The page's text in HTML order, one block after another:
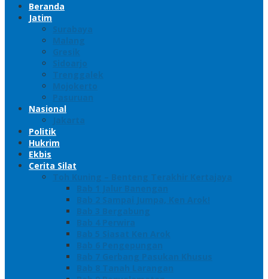
Beranda
Jatim
Surabaya
Malang
Gresik
Sidoarjo
Trenggalek
Mojokerto
Pasuruan
Nasional
Jakarta
Politik
Hukrim
Ekbis
Cerita Silat
Toh Kuning – Benteng Terakhir Kertajaya
Bab 1 Jalur Banengan
Bab 2 Sampai Jumpa, Ken Arok!
Bab 3 Bergabung
Bab 4 Perwira
Bab 5 Siasat Ken Arok
Bab 6 Pengepungan
Bab 7 Gerbang Pasukan Khusus
Bab 8 Tanah Larangan